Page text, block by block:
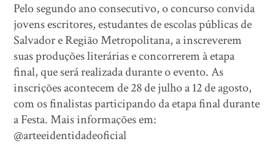
Pelo segundo ano consecutivo, o concurso convida
jovens escritores, estudantes de escolas públicas de
Salvador e Região Metropolitana, a inscreverem
suas produções literárias e concorrerem à etapa
final, que será realizada durante o evento. As
inscrições acontecem de 28 de julho a 12 de agosto,
com os finalistas participando da etapa final durante
a Festa. Mais informações em:
@arteeidentidadeoficial